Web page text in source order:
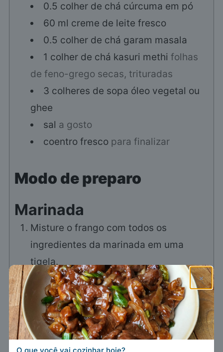
0.5 colher de chá cúrcuma em pó
60 ml creme de leite fresco
0.5 colher de chá garam masala
1 colher de chá kasuri methi folhas
de feno-grego secas, trituradas
3 colheres de sopa óleo vegetal ou
ghee
sal a gosto
coentro fresco para finalizar
Modo de preparo
Marinada
Misture o frango com todos os
ingredientes da marinada em uma
tigela.
500 g sobrecoxas de frango,
120 ml iogurte natural,
1 colher de sopa pasta de alho e
gengibre,
×
O que você vai cozinhar hoje?